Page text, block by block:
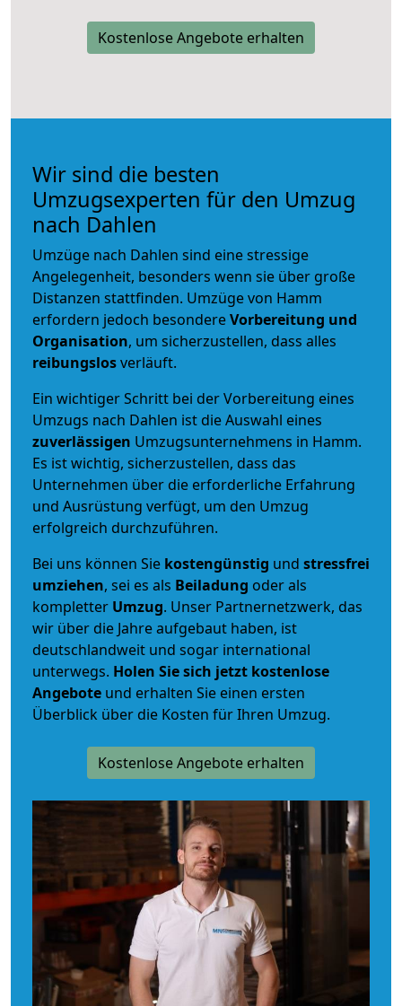
Kostenlose Angebote erhalten
Wir sind die besten
Umzugsexperten für den Umzug
nach Dahlen
Umzüge nach Dahlen sind eine stressige
Angelegenheit, besonders wenn sie über große
Distanzen stattfinden. Umzüge von Hamm
erfordern jedoch besondereVorbereitung und
Organisation, um sicherzustellen, dass alles
reibungslosverläuft.
Ein wichtiger Schritt bei der Vorbereitung eines
Umzugs nach Dahlen ist die Auswahl eines
zuverlässigen Umzugsunternehmens in Hamm.
Es ist wichtig, sicherzustellen, dass das
Unternehmen über die erforderliche Erfahrung
und Ausrüstung verfügt, um den Umzug
erfolgreich durchzuführen.
Bei uns können Sie kostengünstig und stressfrei
umziehen, sei es als Beiladung oder als
kompletter Umzug. Unser Partnernetzwerk, das
wir über die Jahre aufgebaut haben, ist
deutschlandweit und sogar international
unterwegs. Holen Sie sich jetzt kostenlose
Angebote und erhalten Sie einen ersten
Überblick über die Kosten für Ihren Umzug.
Kostenlose Angebote erhalten